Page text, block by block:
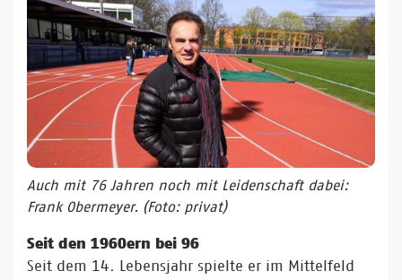
Auch mit 76 Jahren noch mit Leidenschaft dabei:
Frank Obermeyer. (Foto: privat)
Seit den 1960ern bei 96
Seit dem 14. Lebensjahr spielte er im Mittelfeld